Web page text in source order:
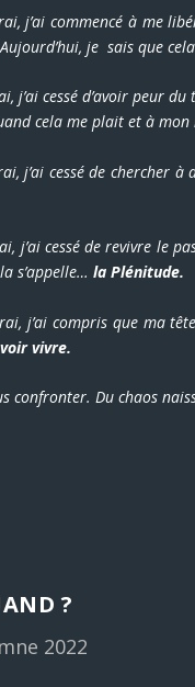
j’ai commencé à me
je sais que
j’ai cessé d’avoir peur
cela me plait et à
j’ai cessé de chercher
j’ai cessé de revivre le
s’appelle… la Plénitude.
j’ai compris que ma
vivre.
confronter. Du chaos
?
2022